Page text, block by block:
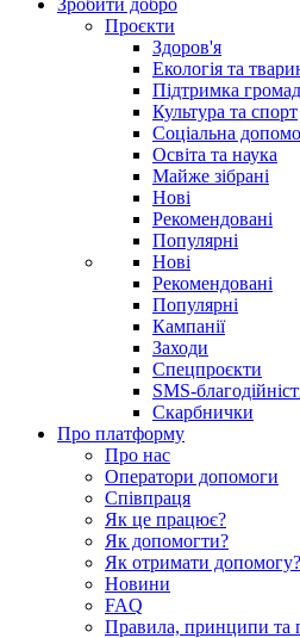
Зробити добро
Проєкти
Здоров'я
Екологія та
Підтримка
Культура та спорт
Соціальна
Освіта та наука
Майже зібрані
Нові
Рекомендовані
Популярні
Нові
Рекомендовані
Популярні
Кампанії
Заходи
Спецпроєкти
SMS-
Скарбнички
Про платформу
Про нас
Оператори допомоги
Співпраця
Як це працює?
Як допомогти?
Як отримати допомогу?
Новини
FAQ
Правила, принципи та